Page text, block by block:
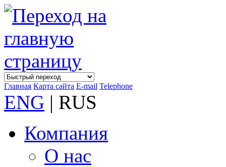
Главная Карта сайта E-mail Telephone
ENG | RUS
Компания
О нас